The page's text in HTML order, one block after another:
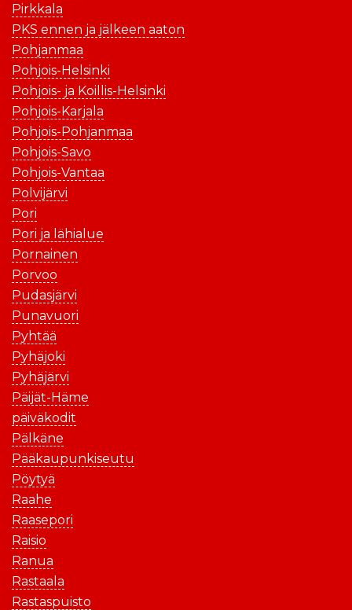
Pirkkala
PKS ennen ja jälkeen aaton
Pohjanmaa
Pohjois-Helsinki
Pohjois- ja Koillis-Helsinki
Pohjois-Karjala
Pohjois-Pohjanmaa
Pohjois-Savo
Pohjois-Vantaa
Polvijärvi
Pori
Pori ja lähialue
Pornainen
Porvoo
Pudasjärvi
Punavuori
Pyhtää
Pyhäjoki
Pyhäjärvi
Päijät-Häme
päiväkodit
Pälkäne
Pääkaupunkiseutu
Pöytyä
Raahe
Raasepori
Raisio
Ranua
Rastaala
Rastaspuisto